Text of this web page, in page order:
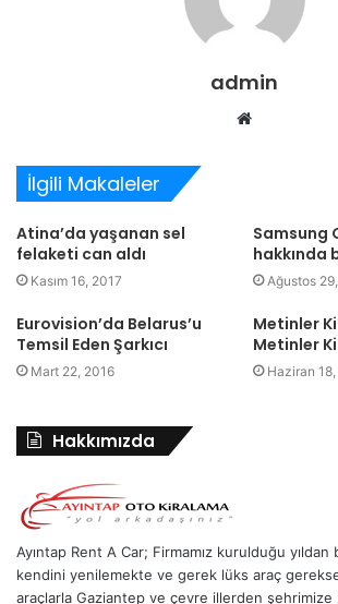
admin
Web
İlgili Makaleler
Atina’da yaşanan sel
felaketi can aldı
Kasım 16, 2017
Samsung
hakkında
Ağustos
Eurovision’da Belarus’u
Temsil Eden Şarkıcı
Mart 22, 2016
Metinler
Metinler
Haziran
Hakkımızda
Ayıntap Rent A Car; Firmamız kurulduğu
kendini yenilemekte ve gerek lüks araç
araçlarla Gaziantep ve çevre illerden